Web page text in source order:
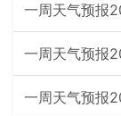
一周天气预报
一周天气预报
一周天气预报